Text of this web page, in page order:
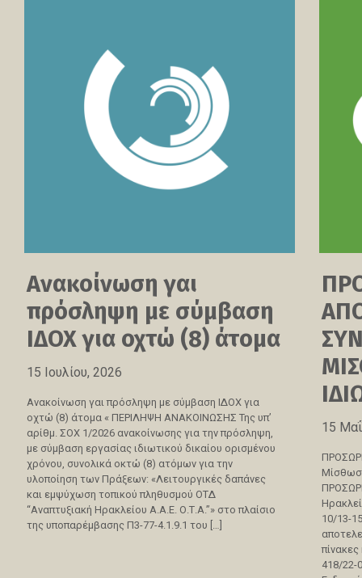
Ανακοίνωση γαι
πρόσληψη με σύμβαση
ΙΔΟΧ για οχτώ (8) άτομα
15 Ιουλίου, 2026
Ανακοίνωση γαι πρόσληψη με σύμβαση ΙΔΟΧ για
οχτώ (8) άτομα « ΠΕΡΙΛΗΨΗ ΑΝΑΚΟΙΝΩΣΗΣ Της υπ’
αρίθμ. ΣΟΧ 1/2026 ανακοίνωσης για την πρόσληψη,
με σύμβαση εργασίας ιδιωτικού δικαίου ορισμένου
χρόνου, συνολικά οκτώ (8) ατόμων για την
υλοποίηση των Πράξεων: «Λειτουργικές δαπάνες
και εμψύχωση τοπικού πληθυσμού ΟΤΔ
“Αναπτυξιακή Ηρακλείου Α.Α.Ε. Ο.Τ.Α.”» στο πλαίσιο
της υποπαρέμβασης Π3-77-4.1.9.1 του […]
15
10/13-
418/22-